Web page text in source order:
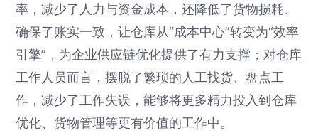
率，减少了人力与资金成本，还降低了货物损耗、
确保了账实一致，让仓库从“成本中心”转变为“效率
引擎”，为企业供应链优化提供了有力支撑；对仓库
工作人员而言，摆脱了繁琐的人工找货、盘点工
作，减少了工作失误，能够将更多精力投入到仓库
优化、货物管理等更有价值的工作中。